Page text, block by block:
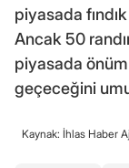
piyasada
Ancak 50
piyasada
geçeceğini
Kaynak: İhlas Haber